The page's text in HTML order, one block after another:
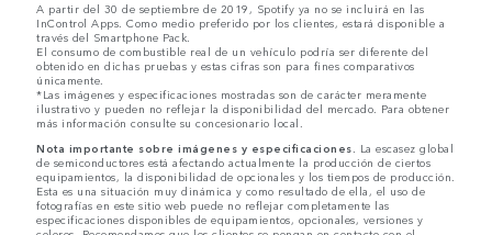
A partir del 30 de septiembre de 2019, Spotify ya no se incluirá en las
InControl Apps. Como medio preferido por los clientes, estará disponible a
través del Smartphone Pack.
El consumo de combustible real de un vehículo podría ser diferente del
obtenido en dichas pruebas y estas cifras son para fines comparativos
únicamente.
*Las imágenes y especificaciones mostradas son de carácter meramente
ilustrativo y pueden no reflejar la disponibilidad del mercado. Para obtener
más información consulte su concesionario local.
Nota importante sobre imágenes y especificaciones. La escasez global
de semiconductores está afectando actualmente la producción de ciertos
equipamientos, la disponibilidad de opcionales y los tiempos de producción.
Esta es una situación muy dinámica y como resultado de ella, el uso de
fotografías en este sitio web puede no reflejar completamente las
especificaciones disponibles de equipamientos, opcionales, versiones y